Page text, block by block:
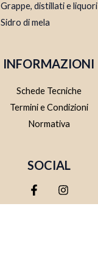
Grappe, distillati e liquori
Sidro di mela
INFORMAZIONI
Schede Tecniche
Termini e Condizioni
Normativa
SOCIAL